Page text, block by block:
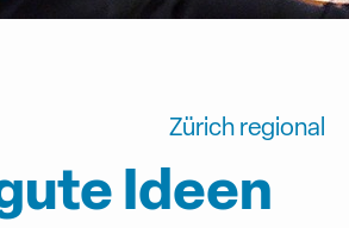
Zürich regional
Ideen